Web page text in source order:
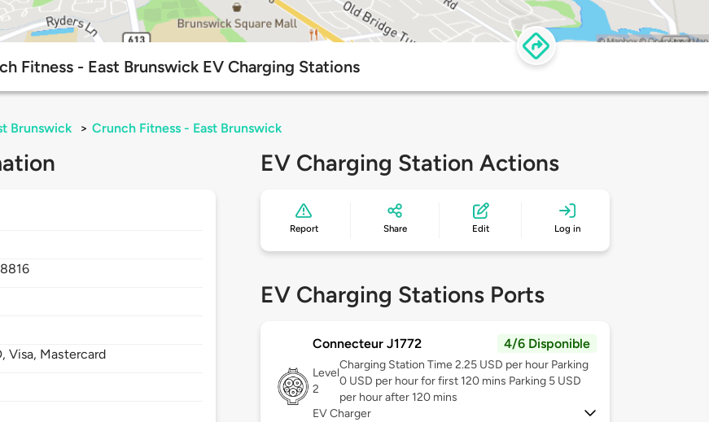
Fitness - East Brunswick EV Charging Stations
Brunswick > Crunch Fitness - East Brunswick
Visa, Mastercard
EV Charging Station Actions
Report Share Edit Log in
EV Charging Stations Ports
Connecteur J1772 4/6 Disponible
Level
2
Charging Station Time 2.25 USD per hour Parking
0 USD per hour for first 120 mins Parking 5 USD
per hour after 120 mins
EV Charger